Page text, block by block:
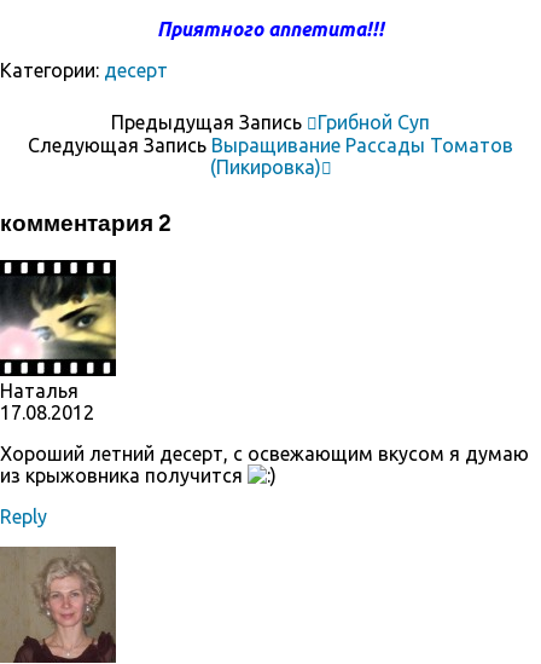
Приятного аппетита!!!
Категории: десерт
Предыдущая Запись
Грибной Суп
Следующая Запись Выращивание Рассады Томатов
(пикировка)
комментария 2
Наталья
17.08.2012
Хороший летний десерт, с освежающим вкусом я думаю
из крыжовника получится
Reply